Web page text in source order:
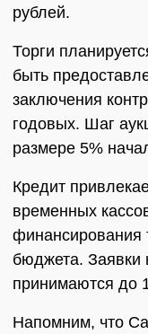
рублей.
Торги
быть
заключения
годовых. Шаг
размере 5%
Кредит
временных
финансирования
бюджета. Заявки
принимаются до
Напомним, что